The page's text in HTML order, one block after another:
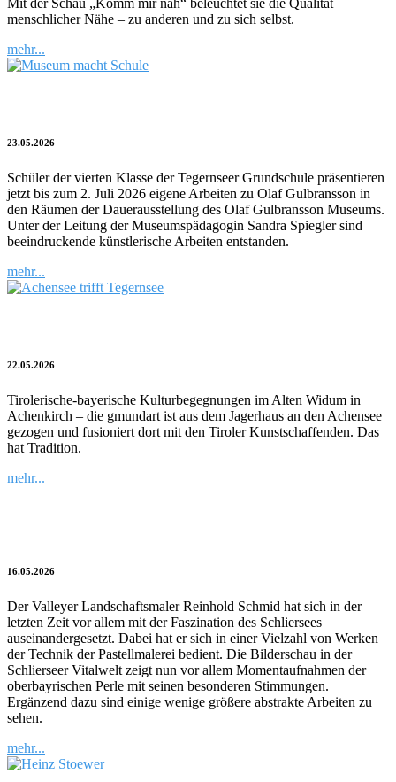
Mit der Schau „Komm mir nah“ beleuchtet sie die Qualität
menschlicher Nähe – zu anderen und zu sich selbst.
mehr...
23.05.2026
Schüler der vierten Klasse der Tegernseer Grundschule präsentieren
jetzt bis zum 2. Juli 2026 eigene Arbeiten zu Olaf Gulbransson in
den Räumen der Dauerausstellung des Olaf Gulbransson Museums.
Unter der Leitung der Museumspädagogin Sandra Spiegler sind
beeindruckende künstlerische Arbeiten entstanden.
mehr...
22.05.2026
Tirolerische-bayerische Kulturbegegnungen im Alten Widum in
Achenkirch – die gmundart ist aus dem Jagerhaus an den Achensee
gezogen und fusioniert dort mit den Tiroler Kunstschaffenden. Das
hat Tradition.
mehr...
16.05.2026
Der Valleyer Landschaftsmaler Reinhold Schmid hat sich in der
letzten Zeit vor allem mit der Faszination des Schliersees
auseinandergesetzt. Dabei hat er sich in einer Vielzahl von Werken
der Technik der Pastellmalerei bedient. Die Bilderschau in der
Schlierseer Vitalwelt zeigt nun vor allem Momentaufnahmen der
oberbayrischen Perle mit seinen besonderen Stimmungen.
Ergänzend dazu sind einige wenige größere abstrakte Arbeiten zu
sehen.
mehr...